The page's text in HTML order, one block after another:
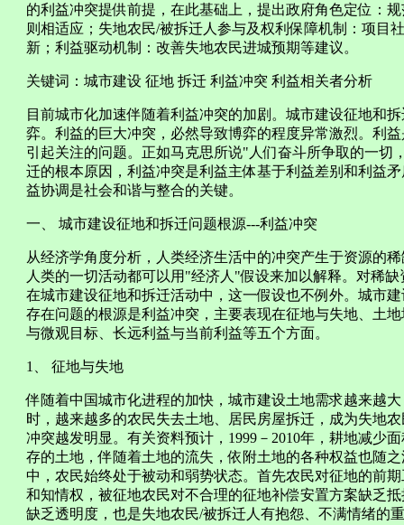
的利益冲突提供前提，在此基础上，提出政府角色定位：
则相适应；失地农民/被拆迁人参与及权利保障机制：项目
新；利益驱动机制：改善失地农民进城预期等建议。
关键词：城市建设 征地 拆迁 利益冲突 利益相关者分析
目前城市化加速伴随着利益冲突的加剧。城市建设征地和
弈。利益的巨大冲突，必然导致博弈的程度异常激烈。利
引起关注的问题。正如马克思所说"人们奋斗所争取的一切
迁的根本原因，利益冲突是利益主体基于利益差别和利益
益协调是社会和谐与整合的关键。
一、 城市建设征地和拆迁问题根源---利益冲突
从经济学角度分析，人类经济生活中的冲突产生于资源的
人类的一切活动都可以用"经济人"假设来加以解释。对稀
在城市建设征地和拆迁活动中，这一假设也不例外。城市
存在问题的根源是利益冲突，主要表现在征地与失地、土
与微观目标、长远利益与当前利益等五个方面。
1、 征地与失地
伴随着中国城市化进程的加快，城市建设土地需求越来越
时，越来越多的农民失去土地、居民房屋拆迁，成为失地
冲突越发明显。有关资料预计，1999－2010年，耕地减少
存的土地，伴随着土地的流失，依附土地的各种权益也随
中，农民始终处于被动和弱势状态。首先农民对征地的前
和知情权，被征地农民对不合理的征地补偿安置方案缺乏
缺乏透明度，也是失地农民/被拆迁人有抱怨、不满情绪的